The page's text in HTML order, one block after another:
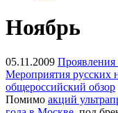
Ноябрь
05.11.2009 Проявления
Мероприятия русских
общероссийский обзор
Помимо акций